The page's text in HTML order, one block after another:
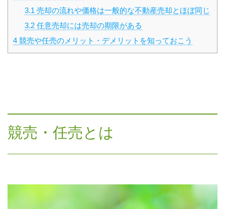
3.1 売却の流れや価格は一般的な不動産売却とほぼ同じ
3.2任意売却には売却の期限がある
4 競売や任売のメリット・デメリットを知っておこう
競売・任売とは